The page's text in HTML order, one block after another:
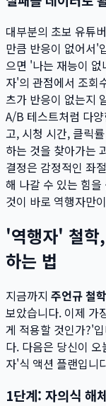
대부분의 초보 유튜
만큼 반응이 없어서'
으면 '나는 재능이
자'의 관점에서 조회
츠가 반응이 없는지
A/B 테스트처럼 다
고, 시청 시간, 클릭
하는 것을 찾아가는
결정은 감정적인 좌
해 나갈 수 있는 힘
것이 바로 역행자만
'역행자' 철학
하는 법
지금까지 주언규 철학
보았습니다. 이제 가
게 적용할 것인가?'
다. 다음은 당신이
자'식 액션 플랜입니
1단계: 자의식 해